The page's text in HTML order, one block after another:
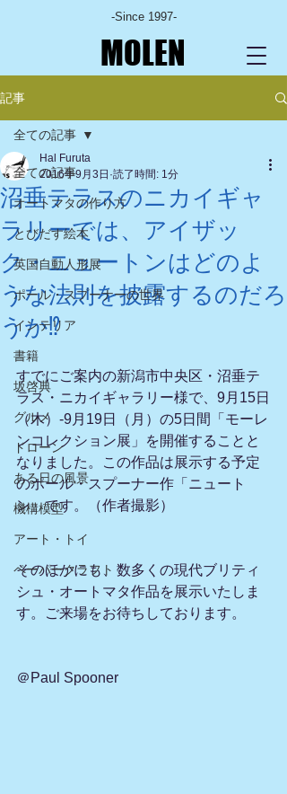
-Since 1997-
MOLEN
記事
全ての記事
オートマタの作り方
とびだす絵本
英国自動人形展
ポール・スプーナーの世界
インテリア
書籍
坂啓典
グルメ
ドローン
ある日の風景
機構模型
アート・トイ
ペーパークラフト
全ての記事
沼垂テラスのニカイギャ
ラリーでは、アイザッ
ク・ニュートンはどのよ
うな法則を披露するのだろ
うか⁉
Hal Furuta
2016年9月3日 読了時間: 1分
すでにご案内の新潟市中央区・沼垂テ
ラス・ニカイギャラリー様で、9月15日
（木）-9月19日（月）の5日間「モーレ
ンコレクション展」を開催することと
なりました。この作品は展示する予定
のポール・スプーナー作「ニュート
ン」です。（作者撮影）
そのほかにも、数多くの現代ブリティ
シュ・オートマタ作品を展示いたしま
す。ご来場をお待ちしております。
＠Paul Spooner